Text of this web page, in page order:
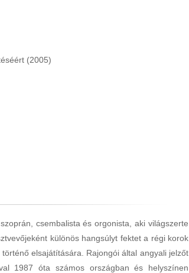
(2005)
csembalista és orgonista, aki világszerte
különös hangsúlyt fektet a régi korok
elsajátítására. Rajongói által angyali jelzőt
1987 óta számos országban és helyszínen